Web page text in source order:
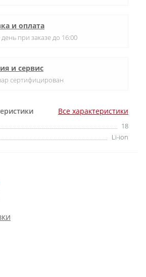
Все характеристики
18
Li-ion
и оплата
при заказе до 16:00
и сервис
сертифицирован